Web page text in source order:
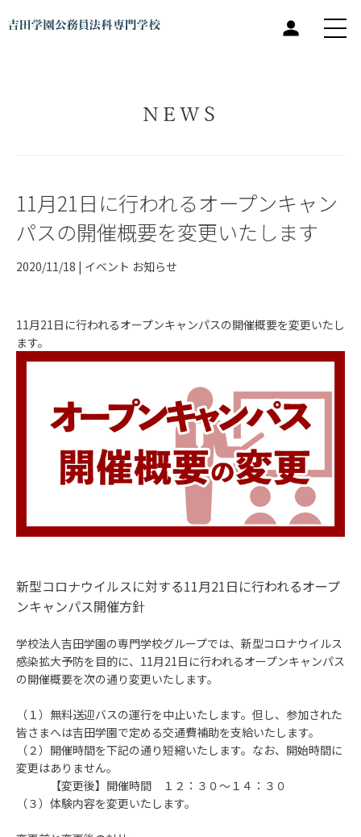
NEWS
11月21日に行われるオープンキャン
パスの開催概要を変更いたします
2020/11/18 | イベント お知らせ
11月21日に行われるオープンキャンパスの開催概要を変更いたし
ます。
新型コロナウイルスに対する11月21日に行われるオープ
ンキャンパス開催方針
学校法人吉田学園の専門学校グループでは、新型コロナウイルス
感染拡大予防を目的に、11月21日に行われるオープンキャンパス
の開催概要を次の通り変更いたします。
（１）無料送迎バスの運行を中止いたします。但し、参加された
皆さまへは吉田学園で定める交通費補助を支給いたします。
（２）開催時間を下記の通り短縮いたします。なお、開始時間に
変更はありません。
【変更後】開催時間 １２：３０～１４：３０
（３）体験内容を変更いたします。